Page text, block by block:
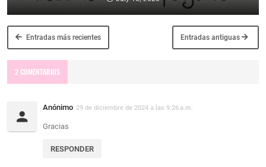
Entradas más recientes Entradas antiguas
2 COMENTARIOS
Anónimo 29 de diciembre de 2024 a las 9:26 a.m.
Gracias
RESPONDER